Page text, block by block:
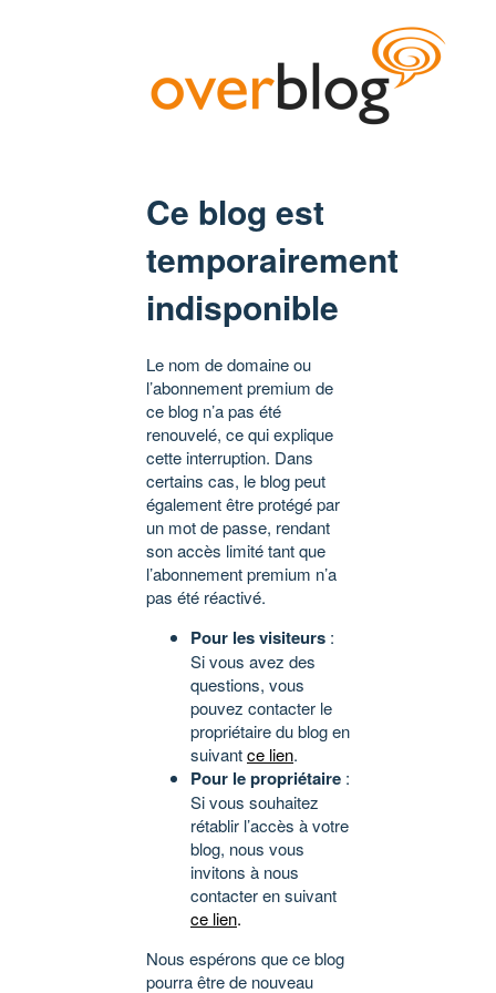
Ce blog est
temporairement
indisponible
Le nom de domaine ou
l’abonnement premium de
ce blog n’a pas été
renouvelé, ce qui explique
cette interruption. Dans
certains cas, le blog peut
également être protégé par
un mot de passe, rendant
son accès limité tant que
l’abonnement premium n’a
pas été réactivé.
Pour les visiteurs :
Si vous avez des
questions, vous
pouvez contacter le
propriétaire du blog en
suivantce lien.
Pour le propriétaire :
Si vous souhaitez
rétablir l’accès à votre
blog, nous vous
invitons à nous
contacter en suivant
ce lien.
Nous espérons que ce blog
pourra être de nouveau